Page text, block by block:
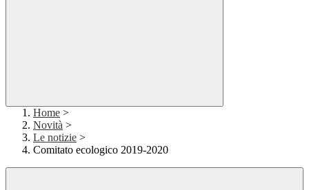
Home >
Novità >
Le notizie >
Comitato ecologico 2019-2020